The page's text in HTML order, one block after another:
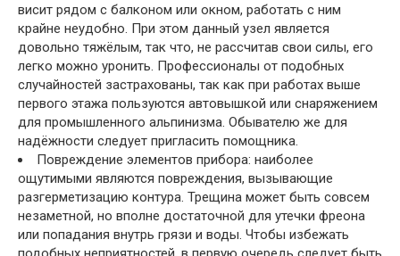
висит рядом с балконом или окном, работать с ним
крайне неудобно. При этом данный узел является
довольно тяжёлым, так что, не рассчитав свои силы, его
легко можно уронить. Профессионалы от подобных
случайностей застрахованы, так как при работах выше
первого этажа пользуются автовышкой или снаряжением
для промышленного альпинизма. Обывателю же для
надёжности следует пригласить помощника.
Повреждение элементов прибора: наиболее
ощутимыми являются повреждения, вызывающие
разгерметизацию контура. Трещина может быть совсем
незаметной, но вполне достаточной для утечки фреона
или попадания внутрь грязи и воды. Чтобы избежать